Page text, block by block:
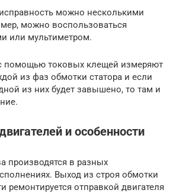
можно несколькими
можно воспользоваться
или мультиметром.
помощью токовых клещей измеряют
из фаз обмотки статора и если
из них будет завышено, то там и
и особенности
производятся в разных
Выход из строя обмотки
отправкой двигателя